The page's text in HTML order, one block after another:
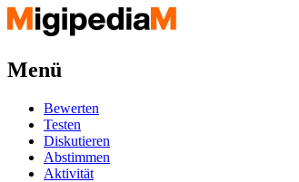
Menü
Bewerten
Testen
Diskutieren
Abstimmen
Aktivität